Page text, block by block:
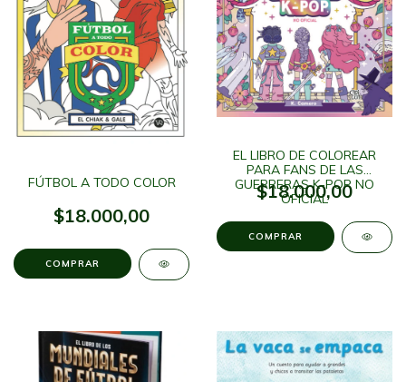
FÚTBOL A TODO COLOR
$18.000,00
EL LIBRO DE COLOREAR
PARA FANS DE LAS
GUERRERAS K-POP NO
OFICIAL
$18.000,00